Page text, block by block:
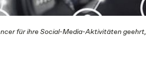
für ihre Social-Media-Aktivitäten